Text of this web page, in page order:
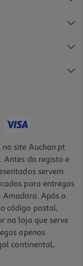
no site Auchan.pt
Antes do registo e
servem
para entregas
Após o
código postal,
na loja que serve
apenas
continental,